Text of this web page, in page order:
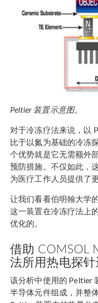
Peltier 装置示意图。
对于冷冻疗法来说，以
比于以氮为基础的冷冻
个优势就是它无需额外
预防措施。不仅如此，
为医疗工作人员提供了
让我们看看伯明翰大学
这一装置在冷冻疗法上
优化的。
借助 COMSOL
法所用热电探
该分析中使用的 Peltier
半导体元件组成，并整